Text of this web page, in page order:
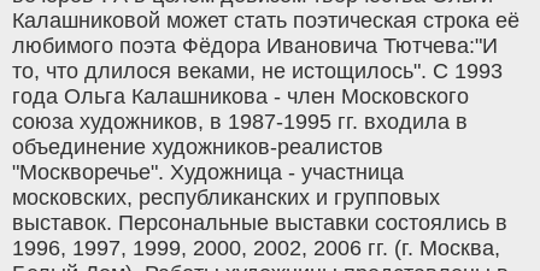
Калашниковой может стать поэтическая строка её
любимого поэта Фёдора Ивановича Тютчева:"И
то, что длилося веками, не истощилось". С 1993
года Ольга Калашникова - член Московского
союза художников, в 1987-1995 гг. входила в
объединение художников-реалистов
"Москворечье". Художница - участница
московских, республиканских и групповых
выставок. Персональные выставки состоялись в
1996, 1997, 1999, 2000, 2002, 2006 гг. (г. Москва,